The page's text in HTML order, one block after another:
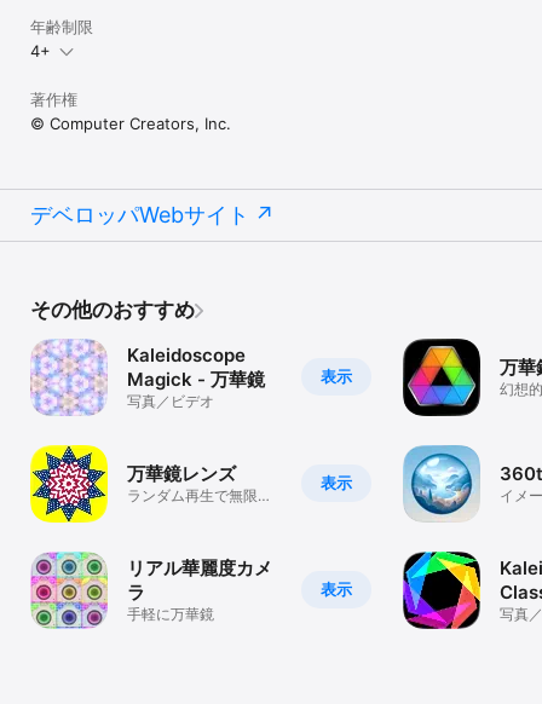
年齢制限
4+
著作権
© Computer Creators, Inc.
デベロッパWebサイト
その他のおすすめ
表示
Kaleidoscope
Magick - 万華鏡
写真／ビデオ
表示
万華鏡レンズ
ランダム再生で無限に
表示
リアル華麗度カメ
ラ
手軽に万華鏡
万華
幻想
イメ
写真